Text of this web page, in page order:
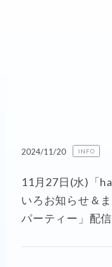
2024/11/20 INFO
11月27日(水)「
いろお知らせ＆
パーティー」配信